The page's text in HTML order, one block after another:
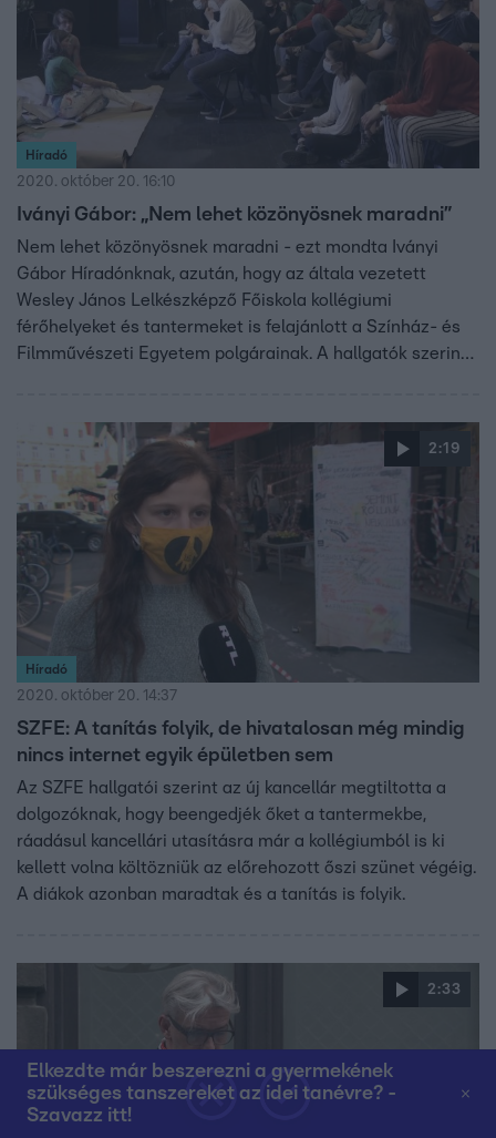
Elkezdte már beszerezni a gyermekének
szükséges tanszereket az idei tanévre? -
Szavazz itt!
Híradó
2020. október 20. 16:10
Iványi Gábor: „Nem lehet közönyösnek maradni”
Nem lehet közönyösnek maradni - ezt mondta Iványi
Gábor Híradónknak, azután, hogy az általa vezetett
Wesley János Lelkészképző Főiskola kollégiumi
férőhelyeket és tantermeket is felajánlott a Színház- és
Filmművészeti Egyetem polgárainak. A hallgatók szerint
is ki kellene költözniük. A diákok azonban maradtak és a
tanítás is folyik - erről most felvételeket is bemutatunk.
2:19
Híradó
2020. október 20. 14:37
SZFE: A tanítás folyik, de hivatalosan még mindig
nincs internet egyik épületben sem
Az SZFE hallgatói szerint az új kancellár megtiltotta a
dolgozóknak, hogy beengedjék őket a tantermekbe,
ráadásul kancellári utasításra már a kollégiumból is ki
kellett volna költözniük az előrehozott őszi szünet végéig.
A diákok azonban maradtak és a tanítás is folyik.
2:33